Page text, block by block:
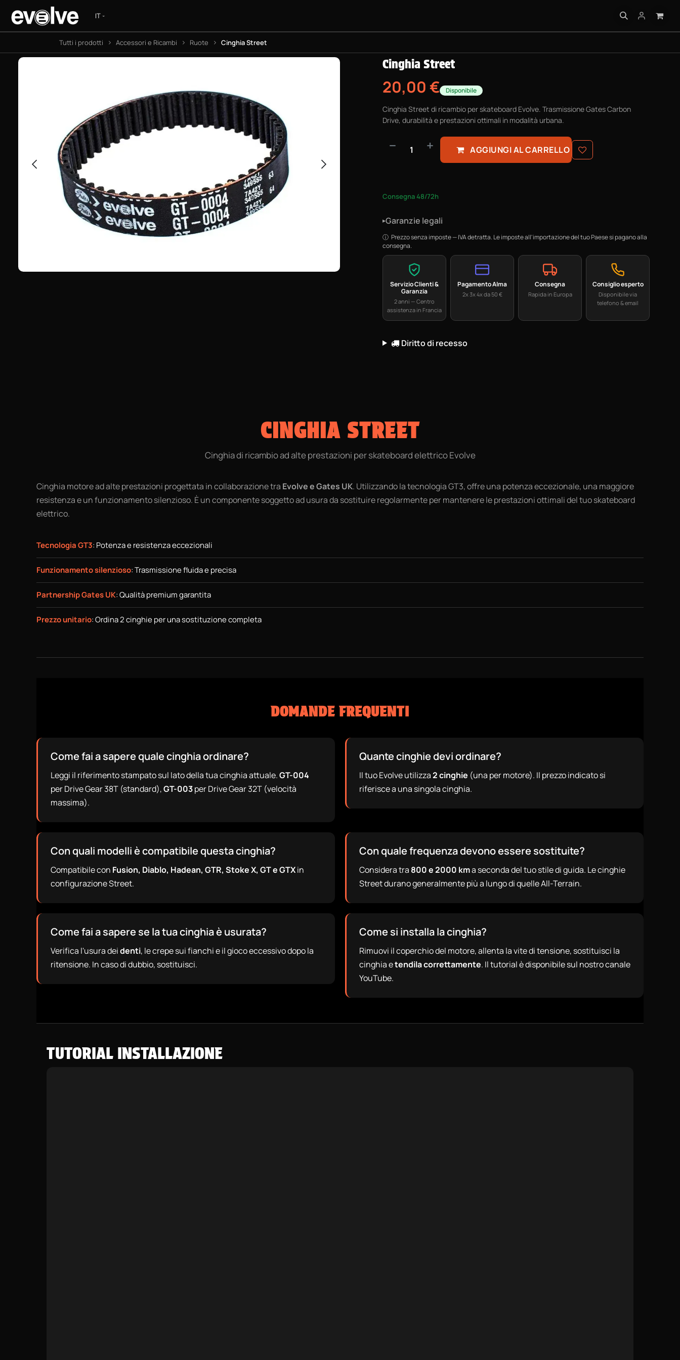
Passa al contenuto
Tutti i prodotti Accessori e Ricambi Ruote Cinghia Street
Cinghia Street
20,00 € Disponibile
Cinghia Street di ricambio per skateboard Evolve. Trasmissione Gates Carbon
Drive, durabilità e prestazioni ottimali in modalità urbana.
AGGIUNGI AL CARRELLO
Consegna 48/72h
▸Garanzie legali
Prezzo senza imposte — IVA detratta. Le imposte all'importazione del tuo Paese si pagano alla
consegna.
Servizio Clienti &
Garanzia
2 anni — Centro
assistenza in Francia
Pagamento Alma
2x 3x 4x da 50 €
Consegna
Rapida in Europa
Consiglio esperto
Disponibile via
telefono & email
Diritto di recesso
CINGHIA STREET
Cinghia di ricambio ad alte prestazioni per skateboard elettrico Evolve
Cinghia motore ad alte prestazioni progettata in collaborazione tra Evolve e Gates UK. Utilizzando la tecnologia GT3, offre una potenza eccezionale, una maggiore
resistenza e un funzionamento silenzioso. È un componente soggetto ad usura da sostituire regolarmente per mantenere le prestazioni ottimali del tuo skateboard
elettrico.
Tecnologia GT3: Potenza e resistenza eccezionali
Funzionamento silenzioso: Trasmissione fluida e precisa
Partnership Gates UK: Qualità premium garantita
Prezzo unitario: Ordina 2 cinghie per una sostituzione completa
DOMANDE FREQUENTI
Come fai a sapere quale cinghia ordinare?
Leggi il riferimento stampato sul lato della tua cinghia attuale.GT-004
per Drive Gear 38T (standard),GT-003per Drive Gear 32T (velocità
massima).
Quante cinghie devi ordinare?
Il tuo Evolve utilizza2 cinghie (una per motore). Il prezzo indicato si
riferisce a una singola cinghia.
Con quali modelli è compatibile questa cinghia?
Compatibile con Fusion, Diablo, Hadean, GTR, Stoke X, GT e GTXin
configurazione Street.
Con quale frequenza devono essere sostituite?
Considera tra 800 e 2000 kma seconda del tuo stile di guida. Le cinghie
Street durano generalmente più a lungo di quelle All-Terrain.
Come fai a sapere se la tua cinghia è usurata?
Verifica l'usura deidenti, le crepe sui fianchi e il gioco eccessivo dopo la
ritensione. In caso di dubbio, sostituisci.
Come si installa la cinghia?
Rimuovi il coperchio del motore, allenta la vite di tensione, sostituisci la
cinghia etendila correttamente. Il tutorial è disponibile sul nostro canale
YouTube.
TUTORIAL INSTALLAZIONE